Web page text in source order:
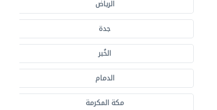
الرياض
جدة
الخُبر
الدمام
مكة المكرمة